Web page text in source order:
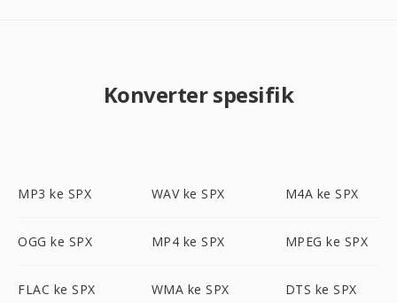
Konverter spesifik
MP3 ke SPX WAV ke SPX M4A ke SPX
OGG ke SPX MP4 ke SPX MPEG ke SPX
FLAC ke SPX WMA ke SPX DTS ke SPX